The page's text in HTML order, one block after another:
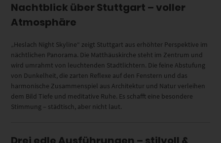
Nachtblick über Stuttgart – voller
Atmosphäre
„Heslach Night Skyline“ zeigt Stuttgart aus erhöhter Perspektive im
nächtlichen Panorama. Die Matthäuskirche steht im Zentrum und
wird umrahmt von leuchtenden Stadtlichtern. Die feine Abstufung
von Dunkelheit, die zarten Reflexe auf den Fenstern und das
harmonische Zusammenspiel aus Architektur und Natur verleihen
dem Bild Tiefe und meditative Ruhe. Es schafft eine besondere
Stimmung – städtisch, aber nicht laut.